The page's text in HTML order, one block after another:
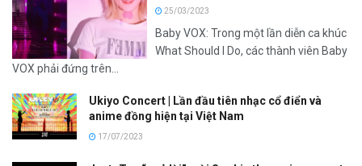
25/03/2023
Baby VOX: Trong một lần diễn ca khúc
What Should I Do, các thành viên Baby
VOX phải đứng trên...
Ukiyo Concert | Lần đầu tiên nhạc cổ điển và
anime đồng hiện tại Việt Nam
17/07/2023